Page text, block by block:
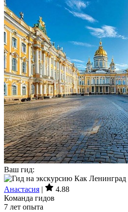
Ваш гид:
Анастасия |
4.88
Команда гидов
7 лет опыта